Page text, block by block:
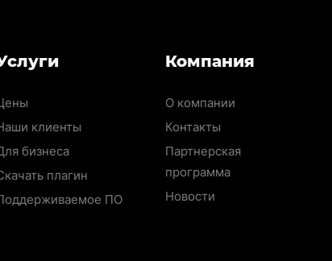
раздела
клиенты
бизнеса
плагин
ПО
Компания
О компании
Контакты
Партнерская
программа
Новости